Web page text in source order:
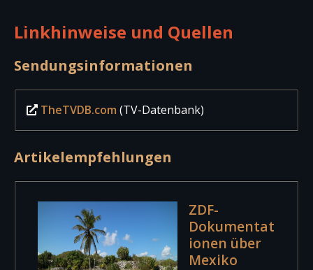
Linkhinweise und Quellen
Sendungsinformationen
TheTVDB.com (TV-Datenbank)
Artikelempfehlungen
ZDF-
Dokumentat
ionen über
Mexiko